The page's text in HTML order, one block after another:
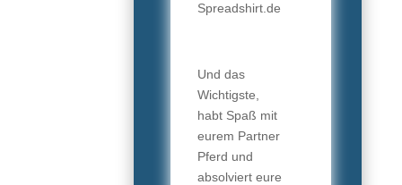
Spreadshirt.de
Und das
Wichtigste,
habt Spaß mit
eurem Partner
Pferd und
absolviert eure